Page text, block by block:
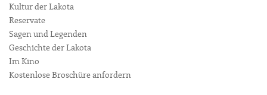
Kultur der Lakota
Reservate
Sagen und Legenden
Geschichte der Lakota
Im Kino
Kostenlose Broschüre anfordern